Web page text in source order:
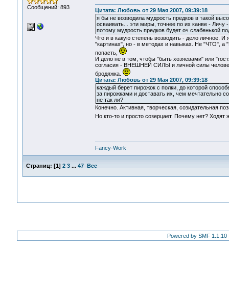
Сообщений: 893
Цитата: Любовь от 29 Мая 2007, 09:39:18
я бы не возводила мудрость предков в такой
осваивать... эти миры, точнее по их канве - Личу
потому мудрость предков будет оч слабенькой
Что и в какую степень возводить - дело личное. И
"картинах", но - в методах и навыках. Не "ЧТО", а
попасть,
И дело не в том, чтобы "быть хозяевами" или
согласия - ВНЕШНЕЙ СИЛЫ и личной силы
бродяжка.
Цитата: Любовь от 29 Мая 2007, 09:39:18
каждый берет пирожок с полки, до которой
за пирожками и доставать их, чем мечтательно
не так ли?
Конечно. Активная, творческая, созидательная
Но кто-то и просто созерцает. Почему нет?
Fancy-Work
Страниц: [1] 2 3 ... 47 Все
Powered by SMF 1.1.10